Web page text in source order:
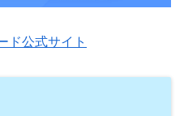
ド公式サイト